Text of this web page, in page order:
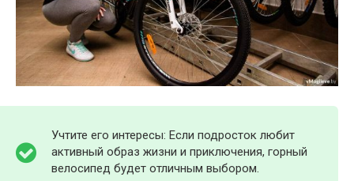
Учтите его интересы: Если подросток любит
активный образ жизни и приключения, горный
велосипед будет отличным выбором.